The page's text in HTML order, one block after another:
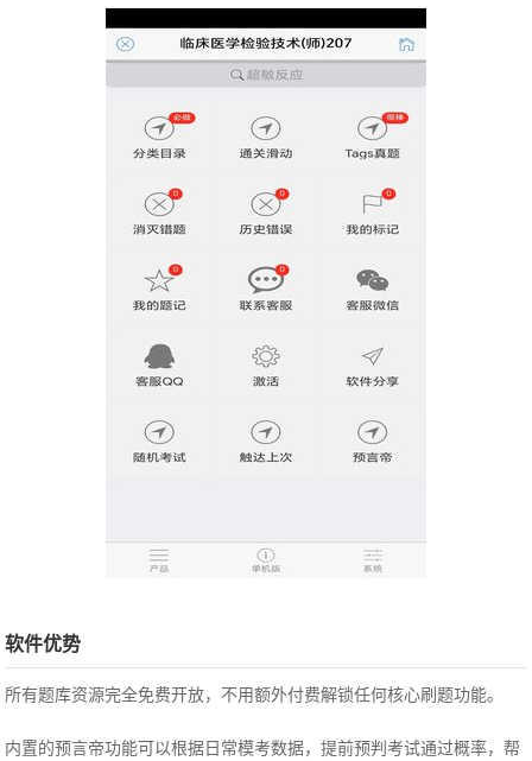
软件优势
所有题库资源完全免费开放，不用额外付费解锁任何核心刷题功能。
内置的预言帝功能可以根据日常模考数据，提前预判考试通过概率，帮